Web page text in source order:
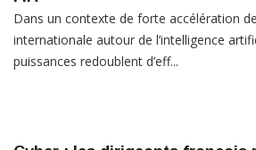
Dans un contexte de forte accélération
internationale autour de l’intelligence
puissances redoublent d’eff...